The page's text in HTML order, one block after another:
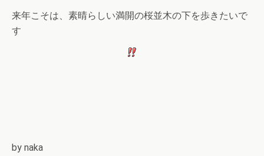
来年こそは、素晴らしい満開の桜並木の下を歩きたいで
す
by naka